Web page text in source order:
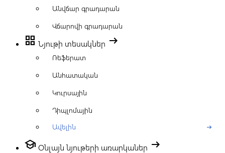
Անվճար գրադարան
Վճարովի գրադարան
grid_view Նյութի տեսակներ arrow_right_alt
Ռեֆերատ
Անհատական
Կուրսային
Դիպլոմային
Ավելին
arrow_right_alt
school Օնլայն նյութերի առարկաներ arrow_right_alt